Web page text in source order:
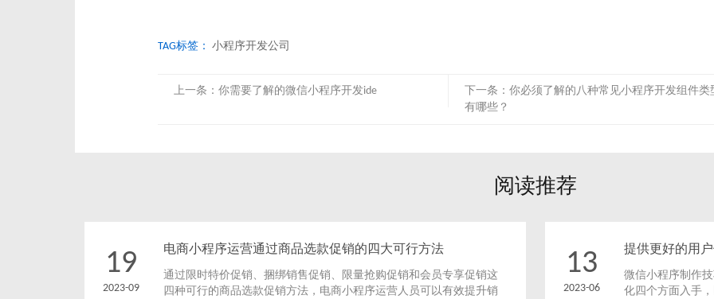
TAG标签： 小程序开发公司
上一条：你需要了解的微信小程序开发ide 下一条： 你必须了解的八种常见小程序开发组件类
有哪些？
阅读推荐
19
2023-09
电商小程序运营通过商品选款促销的四大可行方法
通过限时特价促销、捆绑销售促销、限量抢购促销和会员专享促销这
四种可行的商品选款促销方法，电商小程序运营人员可以有效提升销
13
2023-06
提供更好的用
微信小程序制作​
化四个方面入手